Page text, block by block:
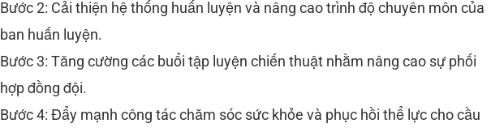
Bước 2: Cải thiện hệ thống huấn luyện và nâng cao trình độ chuyên môn của
ban huấn luyện.
Bước 3: Tăng cường các buổi tập luyện chiến thuật nhằm nâng cao sự phối
hợp đồng đội.
Bước 4: Đẩy mạnh công tác chăm sóc sức khỏe và phục hồi thể lực cho cầu